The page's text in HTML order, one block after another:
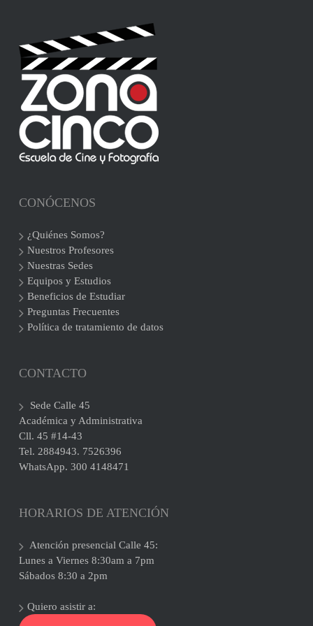
CONÓCENOS
¿Quiénes Somos?
Nuestros Profesores
Nuestras Sedes
Equipos y Estudios
Beneficios de Estudiar
Preguntas Frecuentes
Política de tratamiento de datos
CONTACTO
Sede Calle 45
Académica y Administrativa
Cll. 45 #14-43
Tel. 2884943. 7526396
WhatsApp. 300 4148471
HORARIOS DE ATENCIÓN
Atención presencial Calle 45:
Lunes a Viernes 8:30am a 7pm
Sábados 8:30 a 2pm
Quiero asistir a: